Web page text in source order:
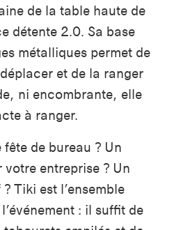
de la table haute de
détente 2.0. Sa base
métalliques permet de
et de la ranger
ni encombrante, elle
à ranger.
de bureau ? Un
entreprise ? Un
Tiki est l’ensemble
: il suffit de